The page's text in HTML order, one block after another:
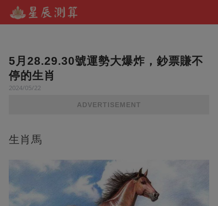
5月28.29.30號運勢大爆炸，鈔票賺不
停的生肖
2024/05/22
ADVERTISEMENT
生肖馬